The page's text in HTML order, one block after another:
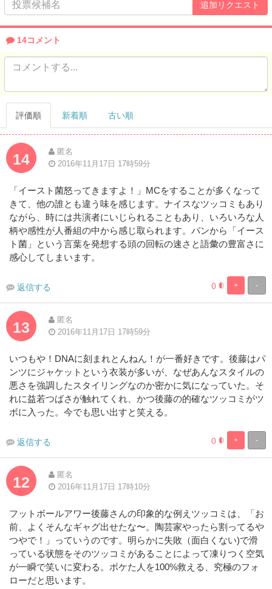
14コメント
評価順 新着順 古い順
14
匿名
2016年11月17日 17時59分
「イースト菌怒ってきますよ！」MCをすることが多くなって
きて、他の誰とも違う味を感じます。ナイスなツッコミもあり
ながら、時には共演者にいじられることもあり、いろいろな人
柄や感性が人番組の中から感じ取られます。パンから「イース
ト菌」という言葉を発想する頭の回転の速さと語彙の豊富さに
感心してしまいます。
-
+
0
返信する
13
匿名
2016年11月17日 17時59分
いつもや！DNAに刻まれとんねん！が一番好きです。後藤はパ
ンツにジャケットという衣装が多いが、なぜあんなスタイルの
悪さを強調したスタイリングなのか密かに気になっていた。そ
れに益若つばさが触れてくれ、かつ後藤の的確なツッコミがツ
ボに入った。今でも思い出すと笑える。
-
+
0
返信する
12
匿名
2016年11月17日 17時10分
フットボールアワー後藤さんの印象的な例えツッコミは、「お
前、よくそんなギャグ出せたな〜。陶芸家やったら割ってるや
つやで！」っていうのです。明らかに失敗（面白くない)で滑
っている状態をそのツッコミがあることによって凍りつく空気
が一瞬で笑いに変わる。ボケた人を100%救える、究極のフォ
ローだと思います。